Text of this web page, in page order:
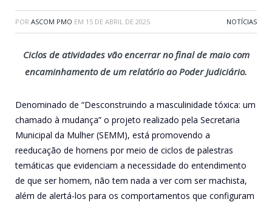
POR ASCOM PMO EM 15 DE ABRIL DE 2025 NOTÍCIAS
Ciclos de atividades vão encerrar no final de maio com
encaminhamento de um relatório ao Poder Judiciário.
Denominado de “Desconstruindo a masculinidade tóxica: um
chamado à mudança” o projeto realizado pela Secretaria
Municipal da Mulher (SEMM), está promovendo a
reeducação de homens por meio de ciclos de palestras
temáticas que evidenciam a necessidade do entendimento
de que ser homem, não tem nada a ver com ser machista,
além de alertá-los para os comportamentos que configuram